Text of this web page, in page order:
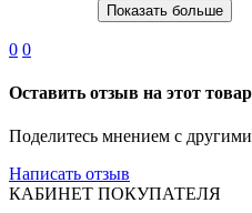
Показать больше
0 0
Оставить отзыв на этот товар
Поделитесь мнением с
Написать отзыв
КАБИНЕТ ПОКУПАТЕЛЯ